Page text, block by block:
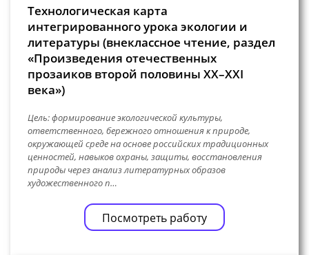
Технологическая карта
интегрированного урока экологии и
литературы (внеклассное чтение, раздел
«Произведения отечественных
прозаиков второй половины XX–XXI
века»)
Цель: формирование экологической культуры,
ответственного, бережного отношения к природе,
окружающей среде на основе российских традиционных
ценностей, навыков охраны, защиты, восстановления
природы через анализ литературных образов
художественного п…
Посмотреть работу